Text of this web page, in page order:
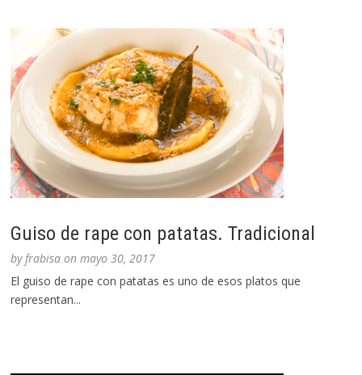
Guiso de rape con patatas. Tradicional
byfrabisa onmayo 30, 2017
El guiso de rape con patatas es uno de esos platos que
representan...